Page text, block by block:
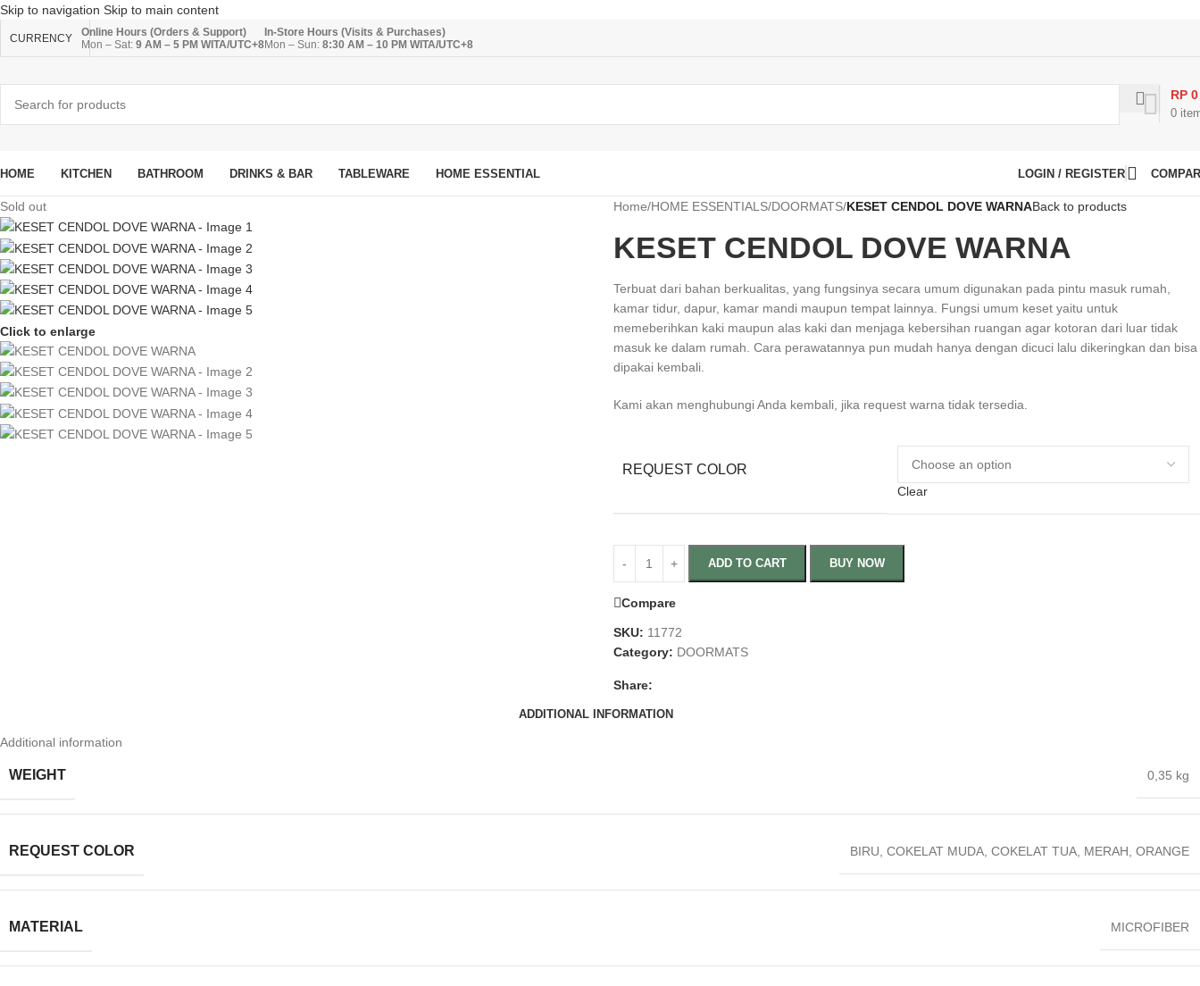
Skip to navigation Skip to main content
CURRENCY
Online Hours (Orders & Support)
Mon – Sat: 9 AM – 5 PM WITA/UTC+8
In-Store Hours (Visits & Purchases)
Mon – Sun: 8:30 AM – 10 PM WITA/UTC+8
0
RP 0
HOME KITCHEN BATHROOM DRINKS & BAR TABLEWARE HOME ESSENTIAL LOGIN / REGISTER
Sold out
Click to enlarge
Home/HOME ESSENTIALS/DOORMATS/KESET CENDOL DOVE WARNABack to products
KESET CENDOL DOVE WARNA
Terbuat dari bahan berkualitas, yang fungsinya secara umum digunakan pada pintu masuk rumah,
kamar tidur, dapur, kamar mandi maupun tempat lainnya. Fungsi umum keset yaitu untuk
memeberihkan kaki maupun alas kaki dan menjaga kebersihan ruangan agar kotoran dari luar tidak
masuk ke dalam rumah. Cara perawatannya pun mudah hanya dengan dicuci lalu dikeringkan dan bisa
dipakai kembali.
Kami akan menghubungi Anda kembali, jika request warna tidak tersedia.
REQUEST COLOR
Clear
ADD TO CART BUY NOW
Compare
SKU: 11772
Category: DOORMATS
Share:
ADDITIONAL INFORMATION
Additional information
WEIGHT 0,35 kg
REQUEST COLOR BIRU COKELAT MUDA COKELAT TUA MERAH ORANGE
MATERIAL MICROFIBER